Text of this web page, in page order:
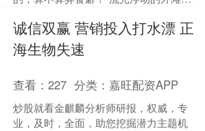
一本正经....
诚信双赢 营销投入打水漂 正
海生物失速
查看：227 分类：嘉旺配资APP
炒股就看金麒麟分析师研报，权威，专
业，及时，全面，助您挖掘潜力主题机